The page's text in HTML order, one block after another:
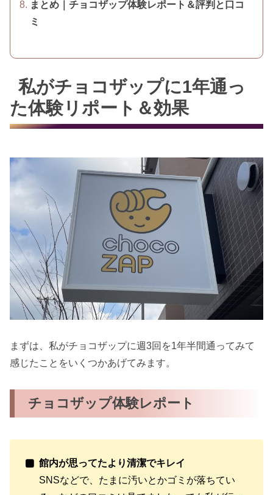
まとめ｜チョコザップ体験レポート＆評判と口コ
ミ
私がチョコザップに1年通っ
た体験リポート＆効果
まずは、私がチョコザップに週3回を1年半間通ってみて
感じたことをいくつかあげてみます。
チョコザップ体験レポート
館内が思ってたより清潔でキレイ
SNSなどで、たまに汚いとかゴミが落ちてい